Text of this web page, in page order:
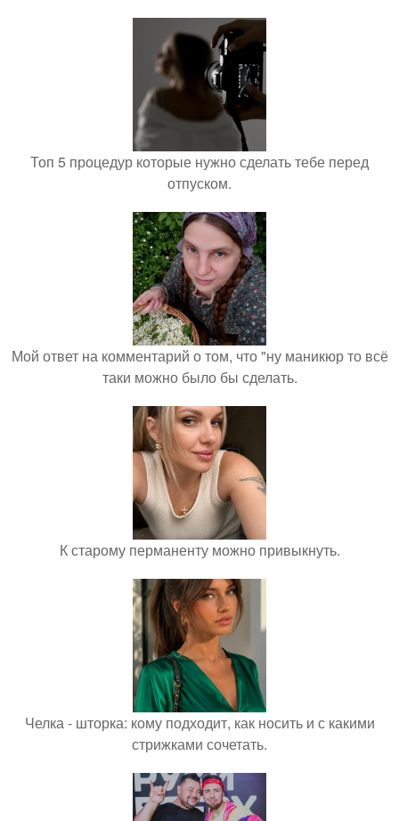
Топ 5 процедур которые нужно сделать тебе перед
отпуском.
Мой ответ на комментарий о том, что "ну маникюр то всё
таки можно было бы сделать.
К старому перманенту можно привыкнуть.
Челка - шторка: кому подходит, как носить и с какими
стрижками сочетать.